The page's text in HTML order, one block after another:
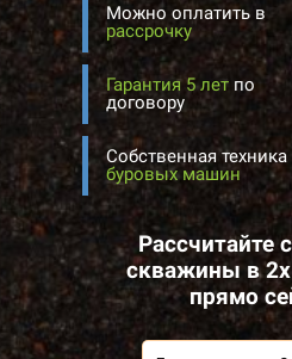
Собственная техника
буровых машин
Можно оплатить в
рассрочку
Рассчитайте
скважины в 2х
прямо
Гарантия 5 лет по
договору